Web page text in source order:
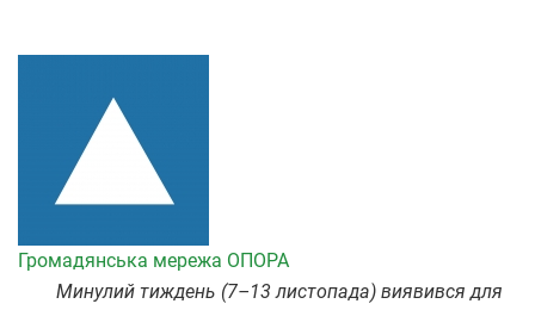
Громадянська мережа ОПОРА
Минулий тиждень (7–13 листопада) виявився для